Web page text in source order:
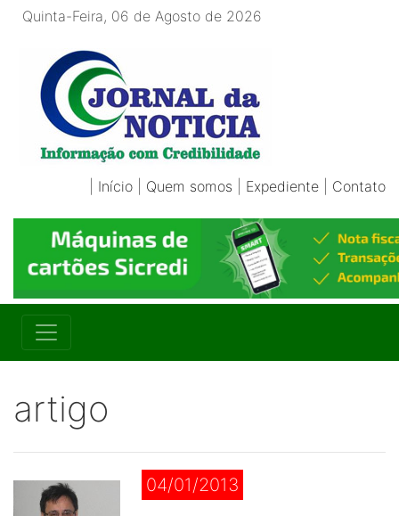
Quinta-Feira, 06 de Agosto de 2026
Início Quem somos Expediente Contato
artigo
04/01/2013